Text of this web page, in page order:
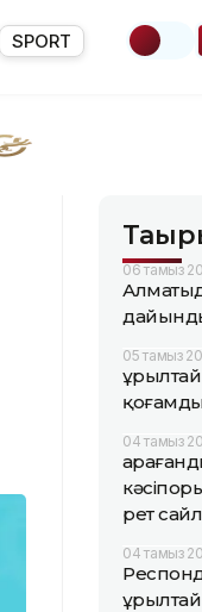
SPORT
06 тамыз
05 тамыз
04 тамыз
рет
04 тамыз